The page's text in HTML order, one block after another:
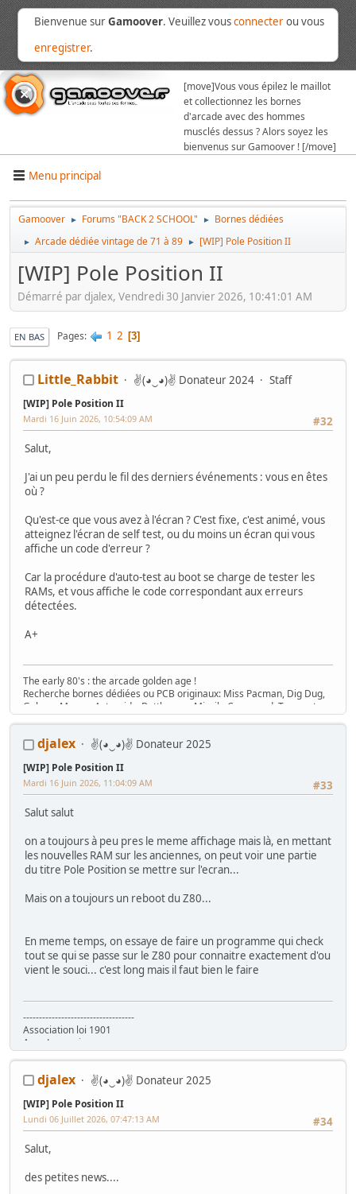
Bienvenue surGamoover. Veuillez vousconnecterou vous
enregistrer.
[move]Vous vous épilez le maillot
et collectionnez les bornes
d'arcade avec des hommes
musclés dessus ? Alors soyez les
bienvenus sur Gamoover ! [/move]
Menu principal
Gamoover ► Forums "BACK 2 SCHOOL" ► Bornes dédiées
► Arcade dédiée vintage de 71 à 89 ► [WIP] Pole Position II
[WIP] Pole Position II
Démarré par djalex, Vendredi 30 Janvier 2026, 10:41:01 AM
EN BAS Pages 1 2 3
Little_Rabbit ✌(◕‿◕)✌ Donateur 2024 Staff
[WIP] Pole Position II
#32
Mardi 16 Juin 2026, 10:54:09 AM
Salut,
J'ai un peu perdu le fil des derniers événements : vous en êtes
où ?
Qu'est-ce que vous avez à l'écran ? C'est fixe, c'est animé, vous
atteignez l'écran de self test, ou du moins un écran qui vous
affiche un code d'erreur ?
Car la procédure d'auto-test au boot se charge de tester les
RAMs, et vous affiche le code correspondant aux erreurs
détectées.
A+
The early 80's : the arcade golden age !
Recherche bornes dédiées ou PCB originaux: Miss Pacman, Dig Dug,
Galaga, Mappy, Asteroids, Battlezone, Missile Command, Tempest,
Star Wars, Donkey Kong (+ Jr), Mario Bros, Moon Patrol, Defender,
Gottlieb des années 80 (Spirit, Amazon Hunt, ...), Baby Pac Man.
Maséance sur le divan
Magaming room, mastorage room
djalex ✌(◕‿◕)✌ Donateur 2025
[WIP] Pole Position II
#33
Mardi 16 Juin 2026, 11:04:09 AM
Salut salut
on a toujours à peu pres le meme affichage mais là, en mettant
les nouvelles RAM sur les anciennes, on peut voir une partie
du titre Pole Position se mettre sur l'ecran...
Mais on a toujours un reboot du Z80...
En meme temps, on essaye de faire un programme qui check
tout se qui se passe sur le Z80 pour connaitre exactement d'ou
vient le souci... c'est long mais il faut bien le faire
-----------------------------------
Association loi 1901
Asso Lyonnaise
www.ARCADEINTHEBOX.com
djalex ✌(◕‿◕)✌ Donateur 2025
[WIP] Pole Position II
#34
Lundi 06 Juillet 2026, 07:47:13 AM
Salut,
des petites news....